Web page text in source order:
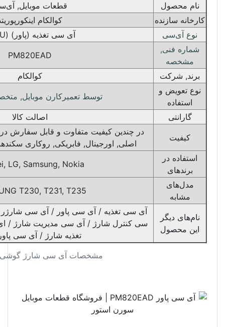
مشخصات آی سی شارژ گوشی موبایل و تبلت PM820EAD
قطعات موبایل, آی‌سی
کوالکام اینکورپوریتد
آی سی تغذیه (پاور) (PMU)
توسط تعمیرکارن موبایل, متخصص, حرفه‌ای
کیفیت متفاوت و قابل سفارش در سبد خرید؛ کپی, های‌کپی,
اورجینال, فابریکی, روکاری سکند‌هند (روکاری دست دوم).
Huawei, LG, Samsung, Nokia
SAMSUNG T230, T231, T235,
تغذیه / آی سی پاور / آی سی شارژر / آی سی تنظیم ولتاژ / آی
شارژ / آی سی مدیریت شارژ / ای سی مدار شارژ / آی سی
تغذیه شارژ / آی سی پاور شارژ